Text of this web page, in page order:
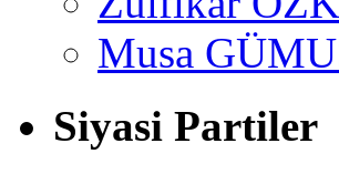
Musa
Siyasi Partiler